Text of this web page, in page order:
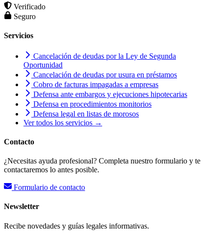
Verificado
Seguro
Servicios
Cancelación de deudas por la Ley de Segunda
Oportunidad
Cancelación de deudas por usura en préstamos
Cobro de facturas impagadas a empresas
Defensa ante embargos y ejecuciones hipotecarias
Defensa en procedimientos monitorios
Defensa legal en listas de morosos
Ver todos los servicios →
Contacto
¿Necesitas ayuda profesional? Completa nuestro formulario y te
contactaremos lo antes posible.
Formulario de contacto
Newsletter
Recibe novedades y guías legales informativas.